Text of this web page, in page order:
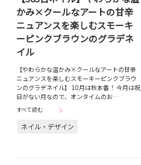
かみ×クールなアートの甘辛
ニュアンスを楽しむスモーキ
ーピンクブラウンのグラデネ
イル
【やわらかな温かみ×クールなアートの甘辛
ニュアンスを楽しむスモーキーピンクブラウ
ンのグラデネイル】 10月は秋本番！ 今月は祝
日がない月なので、オンタイムのお…
すべて読む
ネイル・デザイン